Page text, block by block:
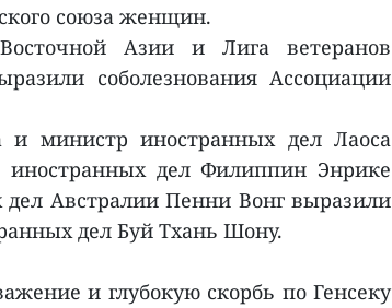
союза женщин.
Азии и Лига ветеранов
соболезнования Ассоциации
и министр иностранных дел Лаоса
иностранных дел Филиппин Энрике
Австралии Пенни Вонг выразили
дел Буй Тхань Шону.
и глубокую скорбь по Генсеку